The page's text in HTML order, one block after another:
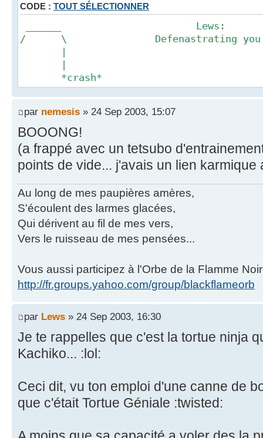
CODE : TOUT SÉLECTIONNER
______ Lews:
/ \ Defenastrating you
|
|
*crash*
par nemesis » 24 Sep 2003, 15:07
BOOONG!
(a frappé avec un tetsubo
points de vide... j'avais un lien karmique
Au long de mes paupières amères,
S'écoulent des larmes glacées,
Qui dérivent au fil de mes vers,
Vers le ruisseau de mes pensées...
Vous aussi participez à l'Orbe de la Flamme
http://fr.groups.yahoo.com/group/blackflameorb
par Lews » 24 Sep 2003, 16:30
Je te rappelles que c'est la tortue ninja
Kachiko... :lol:
Ceci dit, vu ton emploi d'une canne de
que c'était Tortue Géniale :twisted: